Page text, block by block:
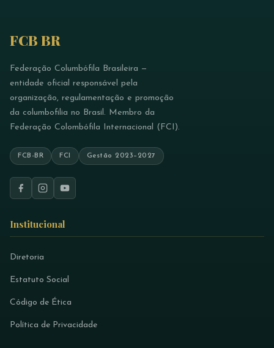
FCB BR
Federação Columbófila Brasileira —
entidade oficial responsável pela
organização, regulamentação e promoção
da columbofilia no Brasil. Membro da
Federação Colombófila Internacional (FCI).
FCB-BR FCI Gestão 2023–2027
Institucional
Diretoria
Estatuto Social
Código de Ética
Política de Privacidade